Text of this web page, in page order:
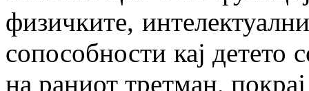
физичките,
сопособности кај
на раниот третман,